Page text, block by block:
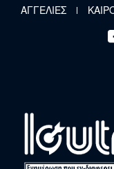
Παράκαμψη προς το
ΑΓΓΕΛΙΕΣ